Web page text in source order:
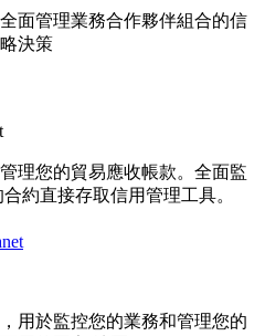
面管理業務合作夥伴組合的信
決策
理您的貿易應收帳款。全面監
約直接存取信用管理工具。
用於監控您的業務和管理您的